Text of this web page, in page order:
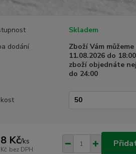
Skladem
dodání
Zboží Vám
11.08.2026 do
zboží objednáte
do 24:00
Kč/ks
bez DPH